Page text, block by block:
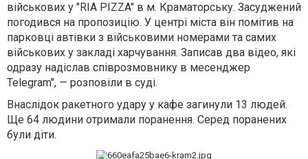
військових у "RIA PIZZA" в м. Краматорську. Засуджений
погодився на пропозицію. У центрі міста він помітив на
парковці автівки з військовими номерами та самих
військових у закладі харчування. Записав два відео, які
одразу надіслав співрозмовнику в месенджер
Telegram", — розповіли в суді.
Внаслідок ракетного удару у кафе загинули 13 людей.
Ще 64 людини отримали поранення. Серед поранених
були діти.